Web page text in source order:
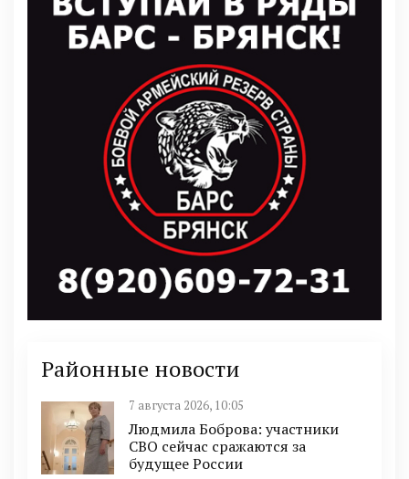
Районные новости
7 августа 2026, 10:05
Людмила Боброва: участники
СВО сейчас сражаются за
будущее России